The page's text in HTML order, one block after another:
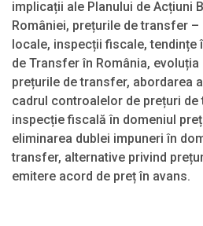
implicații ale Planului de Acțiuni
României, prețurile de transfer
locale, inspecții fiscale, tendințe
de Transfer în România,
prețurile de transfer, abordarea
cadrul controalelor de prețuri
inspecție fiscală în domeniul
eliminarea dublei impuneri în
transfer, alternative privind
emitere acord de preț în avans.